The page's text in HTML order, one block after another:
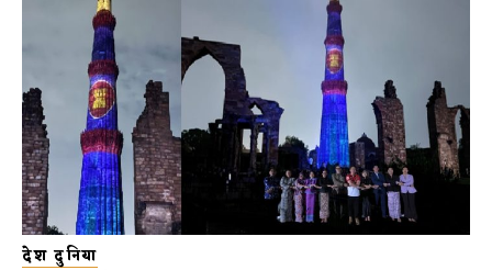
देश दुनिया